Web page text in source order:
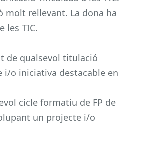
molt rellevant. La dona ha
les TIC.
de qualsevol titulació
i/o iniciativa destacable en
cicle formatiu de FP de
un projecte i/o